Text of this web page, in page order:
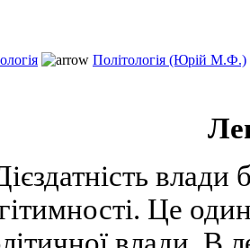
Політологія (Юрій М.Ф.)
влади
Це